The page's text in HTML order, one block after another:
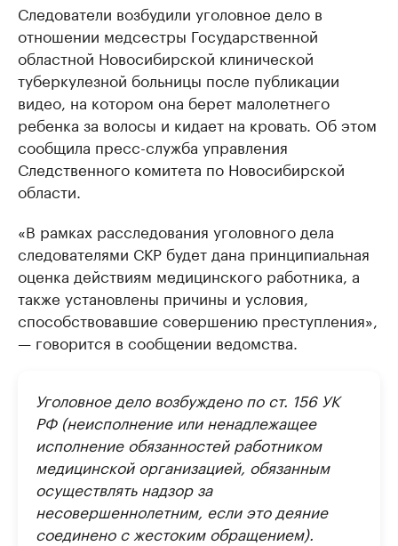
Следователи возбудили уголовное дело в
отношении медсестры Государственной
областной Новосибирской клинической
туберкулезной больницы после публикации
видео, на котором она берет малолетнего
ребенка за волосы и кидает на кровать. Об этом
сообщила пресс-служба управления
Следственного комитета по Новосибирской
области.
«В рамках расследования уголовного дела
следователями СКР будет дана принципиальная
оценка действиям медицинского работника, а
также установлены причины и условия,
способствовавшие совершению преступления»,
— говорится в сообщении ведомства.
Уголовное дело возбуждено по ст. 156 УК
РФ (неисполнение или ненадлежащее
исполнение обязанностей работником
медицинской организацией, обязанным
осуществлять надзор за
несовершеннолетним, если это деяние
соединено с жестоким обращением).